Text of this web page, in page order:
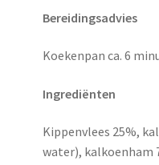
Bereidingsadvies
Koekenpan ca. 6
Ingrediënten
Kippenvlees 25%,
water), kalkoenham